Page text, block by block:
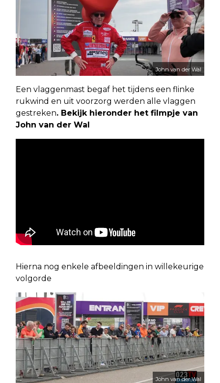
John van der Wal
Een vlaggenmast begaf het tijdens een flinke
rukwind en uit voorzorg werden alle vlaggen
gestreken. Bekijk hieronder het filmpje van
John van der Wal
Hierna nog enkele afbeeldingen in willekeurige
volgorde
John van der Wal